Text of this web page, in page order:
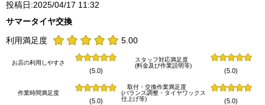
投稿日:2025/04/17 11:32
サマータイヤ交換
利用満足度
5.00
お店の利用しやすさ
(5.0)
スタッフ対応満足度
(料金及び作業説明等)
(5.0)
作業時間満足度
(5.0)
取付・交換作業満足度
(バランス調整・タイヤワックス
仕上げ等)
(5.0)